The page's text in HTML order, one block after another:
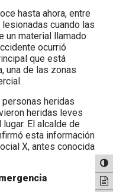
hasta ahora, entre
cuando las
un material llamado
ocurrió
que está
una de las zonas
personas heridas
heridas leves
El alcalde de
esta información
X, antes conocida